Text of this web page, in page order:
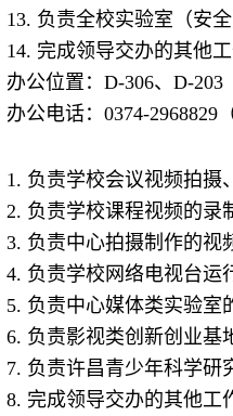
13. 负责全校实验室（安
14. 完成领导交办的其他
办公位置：D-306、D-203
办公电话：0374-2968829
1. 负责学校会议视频拍摄
2. 负责学校课程视频的录
3. 负责中心拍摄制作的视
4. 负责学校网络电视台运
5. 负责中心媒体类实验室
6. 负责影视类创新创业基
7. 负责许昌青少年科学研
8. 完成领导交办的其他工